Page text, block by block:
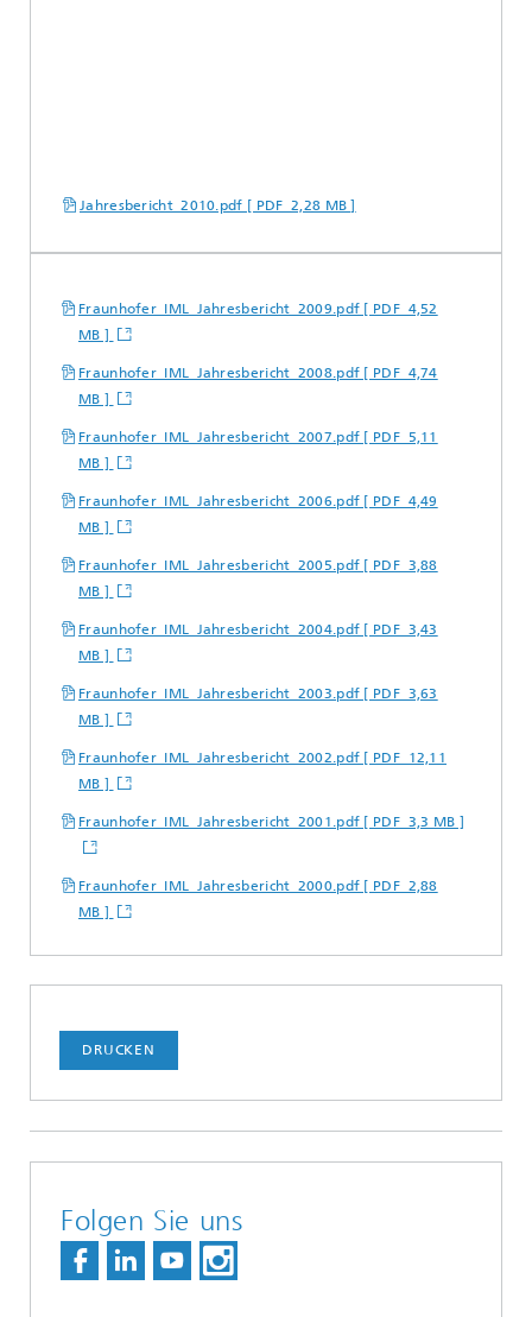
Jahresbericht_2010.pdf [ PDF 2,28 MB ]
Fraunhofer_IML_Jahresbericht_2009.pdf [ PDF 4,52
MB ]
Fraunhofer_IML_Jahresbericht_2008.pdf [ PDF 4,74
MB ]
Fraunhofer_IML_Jahresbericht_2007.pdf [ PDF 5,11
MB ]
Fraunhofer_IML_Jahresbericht_2006.pdf [ PDF 4,49
MB ]
Fraunhofer_IML_Jahresbericht_2005.pdf [ PDF 3,88
MB ]
Fraunhofer_IML_Jahresbericht_2004.pdf [ PDF 3,43
MB ]
Fraunhofer_IML_Jahresbericht_2003.pdf [ PDF 3,63
MB ]
Fraunhofer_IML_Jahresbericht_2002.pdf [ PDF 12,11
MB ]
Fraunhofer_IML_Jahresbericht_2001.pdf [ PDF 3,3 MB ]
Fraunhofer_IML_Jahresbericht_2000.pdf [ PDF 2,88
MB ]
DRUCKEN
Folgen Sie uns